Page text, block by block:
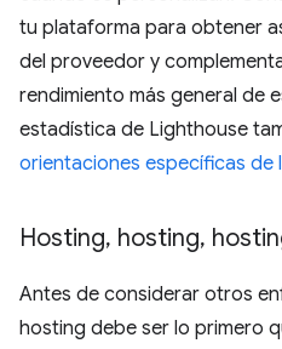
tu plataforma para obtener
del proveedor y
rendimiento más general de
estadística de Lighthouse
orientaciones específicas de
Hosting, hosting,
Antes de considerar otros
hosting debe ser lo primero